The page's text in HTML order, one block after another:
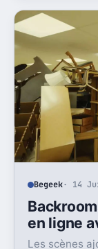
sortir.
Begeek· 14
en ligne
Les scènes